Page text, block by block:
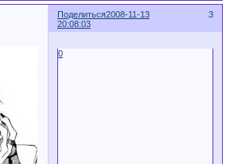
Поделиться 3
2008-11-13
20:08:03
0